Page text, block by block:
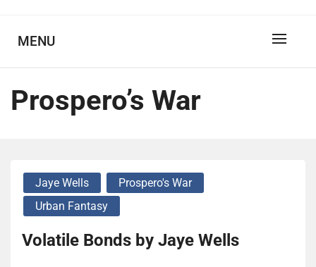
MENU
Prospero’s War
Jaye Wells
Prospero's War
Urban Fantasy
Volatile Bonds by Jaye Wells